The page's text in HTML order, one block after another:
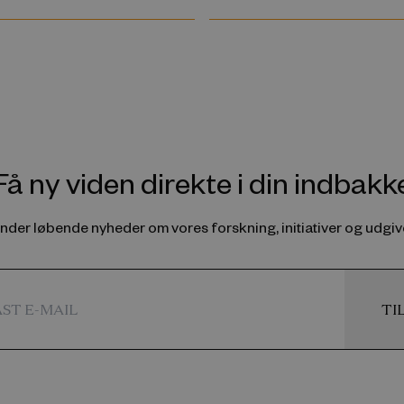
ny viden direkte i din
løbende nyheder om vores forskning, initiativer og